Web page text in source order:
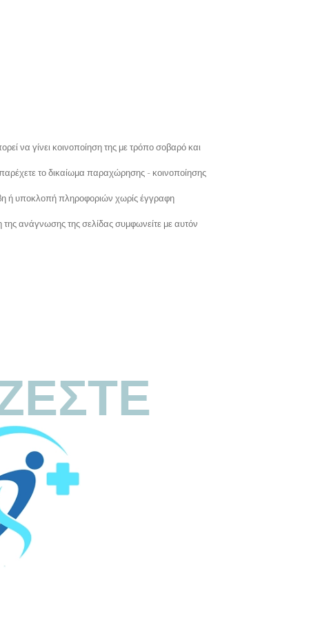
να γίνει κοινοποίηση της με τρόπο σοβαρό και
το δικαίωμα παραχώρησης - κοινοποίησης
ή υποκλοπή πληροφοριών χωρίς έγγραφη
της ανάγνωσης της σελίδας συμφωνείτε με αυτόν